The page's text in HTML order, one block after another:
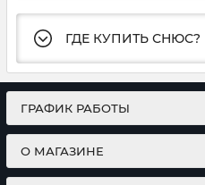
ГДЕ КУПИТЬ СНЮС?
ГРАФИК РАБОТЫ
О МАГАЗИНЕ